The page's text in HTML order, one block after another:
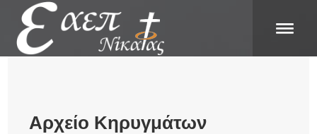
Αρχείο Κηρυγμάτων